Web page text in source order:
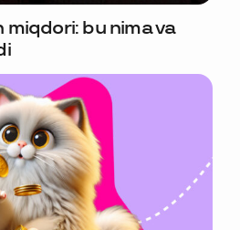
miqdori: bu nima va